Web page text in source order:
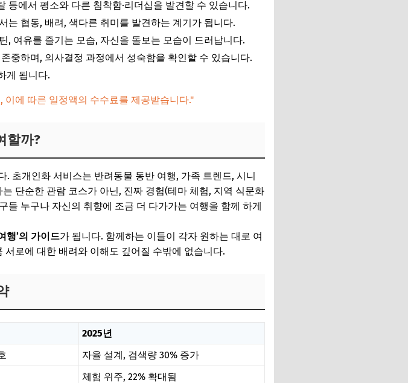
등에서 평소와 다른 침착함·리더십을 발견할 수 있습니다.
는 협동, 배려, 색다른 취미를 발견하는 계기가 됩니다.
, 여유를 즐기는 모습, 자신을 돌보는 모습이 드러납니다.
중하며, 의사결정 과정에서 성숙함을 확인할 수 있습니다.
게 됩니다.
에 따른 일정액의 수수료를 제공받습니다."
할까?
. 초개인화 서비스는 반려동물 동반 여행, 가족 트렌드, 시니
단순한 관람 코스가 아닌, 진짜 경험(테마 체험, 지역 식문화
들 누구나 자신의 취향에 조금 더 다가가는 여행을 함께 하게
행’의 가이드가 됩니다. 함께하는 이들이 각자 원하는 대로 여
로에 대한 배려와 이해도 깊어질 수밖에 없습니다.
2025년
자율 설계, 검색량 30% 증가
체험 위주, 22% 확대됨